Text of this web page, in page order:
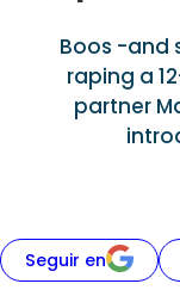
Boos -and
raping a
partner
Seguir en